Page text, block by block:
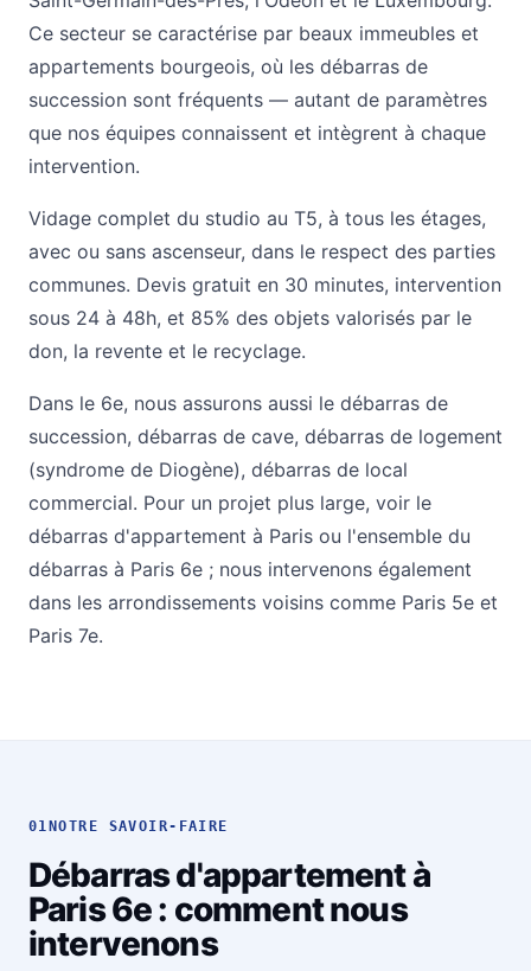
Ce secteur se caractérise par beaux immeubles et
appartements bourgeois, où les débarras de
succession sont fréquents — autant de paramètres
que nos équipes connaissent et intègrent à chaque
intervention.
Vidage complet du studio au T5, à tous les étages,
avec ou sans ascenseur, dans le respect des parties
communes. Devis gratuit en 30 minutes, intervention
sous 24 à 48h, et 85% des objets valorisés par le
don, la revente et le recyclage.
Dans le 6e, nous assurons aussi le débarras de
succession, débarras de cave, débarras de logement
(syndrome de Diogène), débarras de local
commercial. Pour un projet plus large, voir le
débarras d'appartement à Paris ou l'ensemble du
débarras à Paris 6e ; nous intervenons également
dans les arrondissements voisins comme Paris 5e et
Paris 7e.
01 NOTRE SAVOIR-FAIRE
Débarras d'appartement à
Paris 6e : comment nous
intervenons